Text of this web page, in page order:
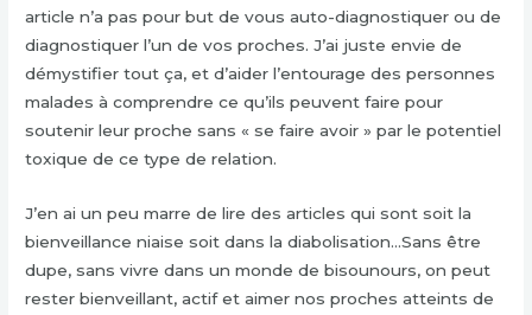
article n’a pas pour but de vous auto-diagnostiquer ou de
diagnostiquer l’un de vos proches. J’ai juste envie de
démystifier tout ça, et d’aider l’entourage des personnes
malades à comprendre ce qu’ils peuvent faire pour
soutenir leur proche sans « se faire avoir » par le potentiel
toxique de ce type de relation.
J’en ai un peu marre de lire des articles qui sont soit la
bienveillance niaise soit dans la diabolisation…Sans être
dupe, sans vivre dans un monde de bisounours, on peut
rester bienveillant, actif et aimer nos proches atteints de